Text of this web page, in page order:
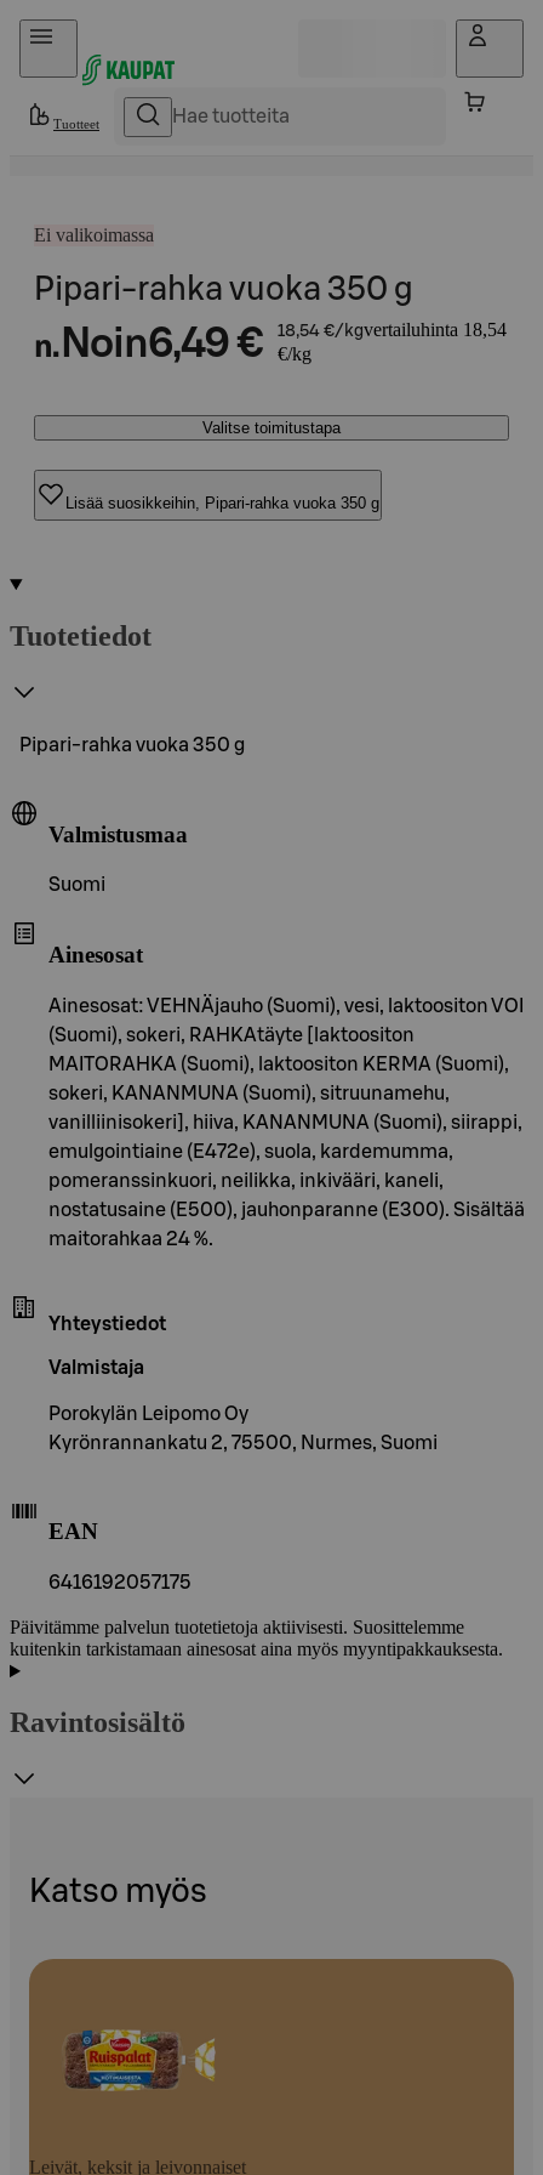
Hyppää sisältöön
Tuotteet
Ei valikoimassa
Pipari-rahka vuoka 350 g
n. Noin6,49 € 18,54 €/kgvertailuhinta 18,54
€/kg
Valitse toimitustapa
Lisää suosikkeihin, Pipari-rahka vuoka 350 g
Tuotetiedot
Pipari-rahka vuoka 350 g
Valmistusmaa
Suomi
Ainesosat
Ainesosat: VEHNÄjauho (Suomi), vesi, laktoositon VOI
(Suomi), sokeri, RAHKAtäyte [laktoositon
MAITORAHKA (Suomi), laktoositon KERMA (Suomi),
sokeri, KANANMUNA (Suomi), sitruunamehu,
vanilliinisokeri], hiiva, KANANMUNA (Suomi), siirappi,
emulgointiaine (E472e), suola, kardemumma,
pomeranssinkuori, neilikka, inkivääri, kaneli,
nostatusaine (E500), jauhonparanne (E300). Sisältää
maitorahkaa 24 %.
Yhteystiedot
Valmistaja
Porokylän Leipomo Oy
Kyrönrannankatu 2, 75500, Nurmes, Suomi
EAN
6416192057175
Päivitämme palvelun tuotetietoja aktiivisesti. Suosittelemme
kuitenkin tarkistamaan ainesosat aina myös myyntipakkauksesta.
Ravintosisältö
Katso myös
Leivät, keksit ja leivonnaiset